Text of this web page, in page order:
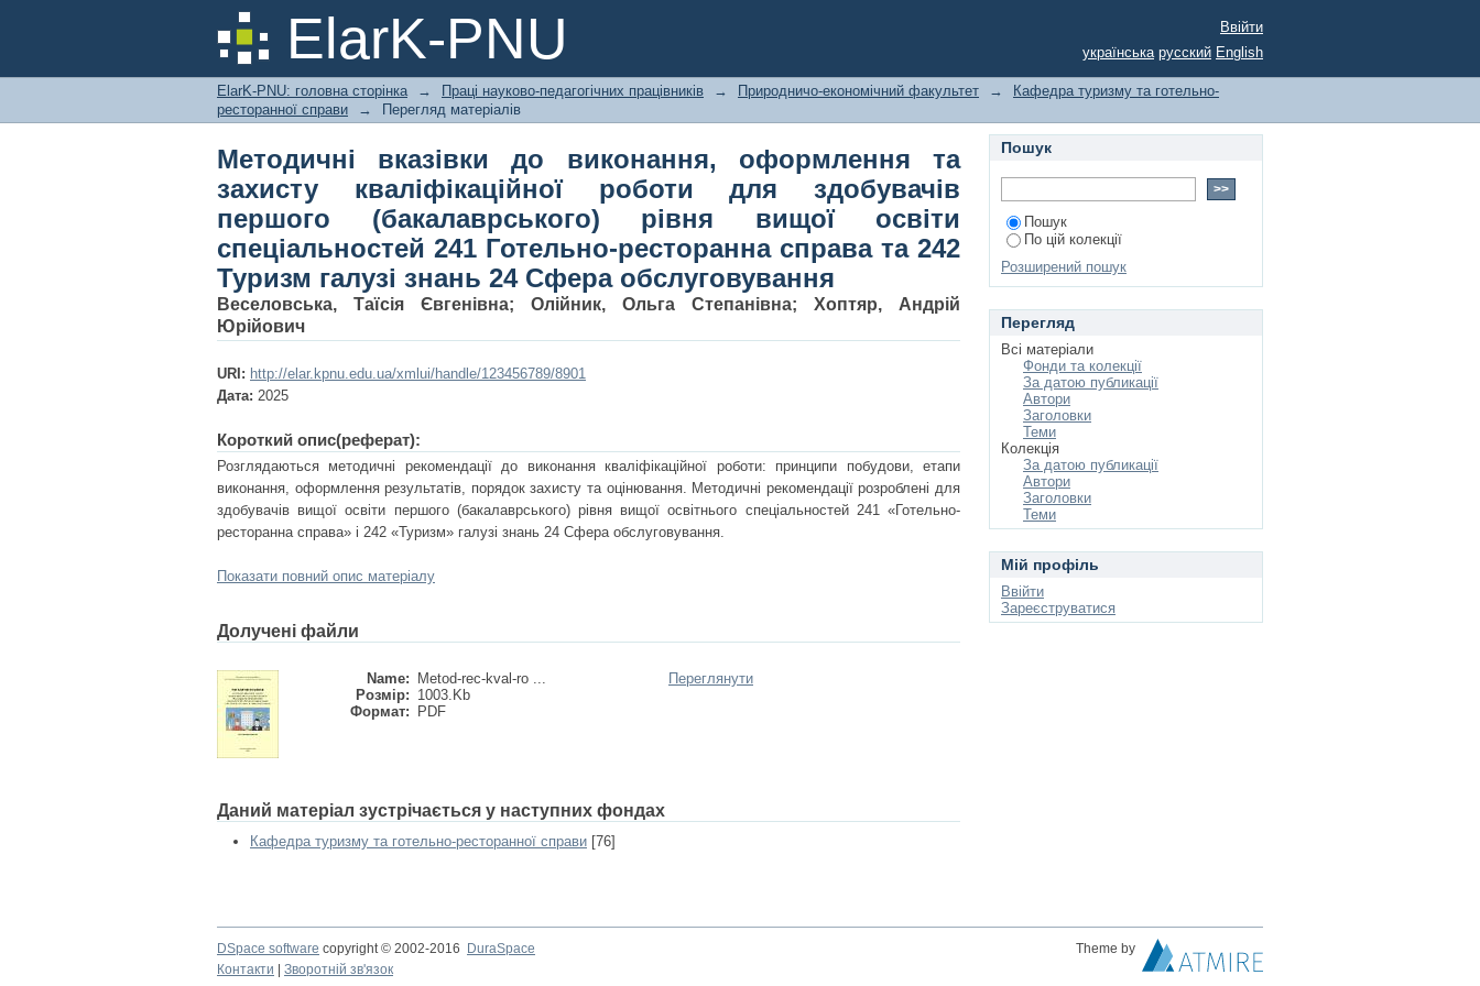
ElarK-PNU
Методичні вказівки до виконання, оформлення та захисту кваліфікаційної
роботи для здобувачів першого (бакалаврського) рівня вищої освіти
спеціальностей 241 Готельно-ресторанна справа та 242 Туризм галузі знань 24
Сфера обслуговування
Ввійти
українська русский English
ElarK-PNU: головна сторінка → Праці науково-педагогічних працівників → Природничо-економічний факультет →
Кафедра туризму та готельно-
ресторанної справи
→ Перегляд матеріалів
Методичні вказівки до виконання, оформлення та
захисту кваліфікаційної роботи для здобувачів
першого (бакалаврського) рівня вищої освіти
спеціальностей 241 Готельно-ресторанна справа та 242
Туризм галузі знань 24 Сфера обслуговування
Веселовська, Таїсія Євгенівна; Олійник, Ольга Степанівна; Хоптяр, Андрій
Юрійович
URI: http://elar.kpnu.edu.ua/xmlui/handle/123456789/8901
Дата: 2025
Короткий опис(реферат):
Розглядаються методичні рекомендації до виконання кваліфікаційної роботи: принципи побудови, етапи
виконання, оформлення результатів, порядок захисту та оцінювання. Методичні рекомендації розроблені для
здобувачів вищої освіти першого (бакалаврського) рівня вищої освітнього спеціальностей 241 «Готельно-
ресторанна справа» і 242 «Туризм» галузі знань 24 Сфера обслуговування.
Показати повний опис матеріалу
Долучені файли
Name:
Metod-rec-kval-ro ...
Розмір: 1003.Kb
Формат:
PDF
Переглянути
Даний матеріал зустрічається у наступних фондах
Кафедра туризму та готельно-ресторанної справи [76]
Пошук
Пошук
По цій колекції
Розширений пошук
Перегляд
Всі матеріали
Фонди та колекції
За датою публикації
Автори
Заголовки
Теми
Колекція
За датою публикації
Автори
Заголовки
Теми
Мій профіль
Ввійти
Зареєструватися
DSpace software copyright © 2002-2016 DuraSpace
Theme by
Контакти
Зворотній зв'язок